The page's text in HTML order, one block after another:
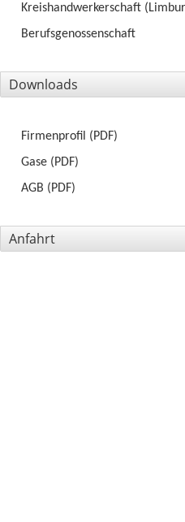
Kreishandwerkerschaft
Berufsgenossenschaft
Downloads
Firmenprofil (PDF)
Gase (PDF)
AGB (PDF)
Anfahrt